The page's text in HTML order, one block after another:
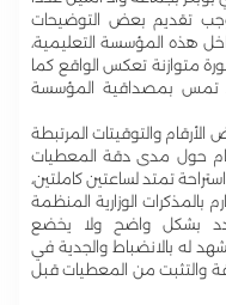
تقديم بعض التوضيحات
هذه المؤسسة التعليمية،
24 على تقديم صورة متوازنة تعكس الواقع كما
تمس بمصداقية المؤسسة
والتوقيتات المرتبطة
حول مدى دقة المعطيات
تمتد لساعتين كاملتين،
الوزارية المنظمة
بشكل واضح ولا يخضع
له بالانضباط والجدية في
والتثبت من المعطيات قبل